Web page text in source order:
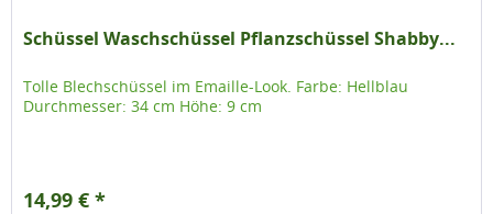
Schüssel Waschschüssel Pflanzschüssel Shabby...
Tolle Blechschüssel im Emaille-Look. Farbe: Hellblau
Durchmesser: 34 cm Höhe: 9 cm
14,99 € *